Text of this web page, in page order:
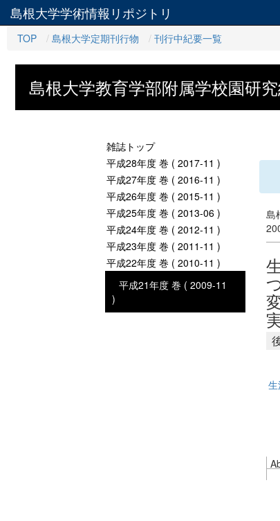
島根大学学術情報リポジトリ
TOP
島根大学定期刊行物 刊行中紀要一覧
島根大学教育学部附属学校園研
雑誌トップ
平成28年度 巻 ( 2017-11 )
平成27年度 巻 ( 2016-11 )
平成26年度 巻 ( 2015-11 )
平成25年度 巻 ( 2013-06 )
平成24年度 巻 ( 2012-11 )
平成23年度 巻 ( 2011-11 )
平成22年度 巻 ( 2010-11 )
平成21年度 巻 ( 2009-11
)
島